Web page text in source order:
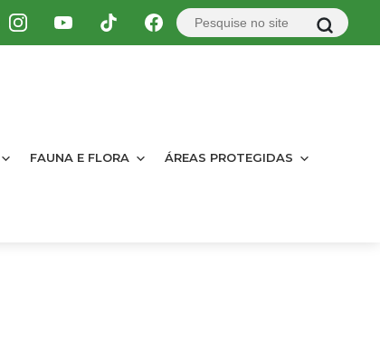
FAUNA E FLORA ÁREAS PROTEGIDAS